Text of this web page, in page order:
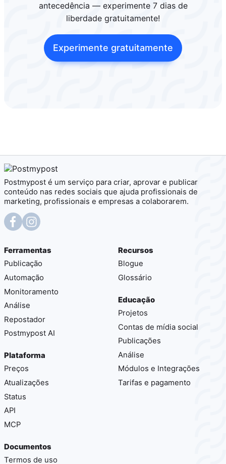
antecedência — experimente 7 dias de
liberdade gratuitamente!
Experimente gratuitamente
Postmypost é um serviço para criar, aprovar e publicar
conteúdo nas redes sociais que ajuda profissionais de
marketing, profissionais e empresas a colaborarem.
Ferramentas
Publicação
Automação
Monitoramento
Análise
Repostador
Postmypost AI
Plataforma
Preços
Atualizações
Status
API
MCP
Recursos
Blogue
Glossário
Educação
Projetos
Contas de mídia social
Publicações
Análise
Módulos e Integrações
Tarifas e pagamento
Documentos
Termos de uso